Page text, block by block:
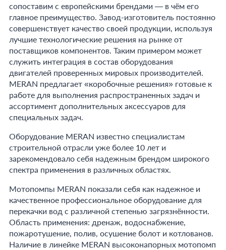
сопоставим с европейскими брендами — в чём его
главное преимущество. Завод-изготовитель постоянно
совершенствует качество своей продукции, используя
лучшие технологические решения на рынке от
поставщиков компонентов. Таким примером может
служить интеграция в состав оборудования
двигателей проверенных мировых производителей.
MERAN предлагает «коробочные решения» готовые к
работе для выполнения распространенных задач и
ассортимент дополнительных аксессуаров для
специальных задач.
Оборудование MERAN известно специалистам
строительной отрасли уже более 10 лет и
зарекомендовало себя надежным брендом широкого
спектра применения в различных областях.
Мотопомпы MERAN показали себя как надежное и
качественное профессиональное оборудование для
перекачки вод с различной степенью загрязнённости.
Область применения: дренаж, водоснабжение,
пожаротушение, полив, осушение болот и котлованов.
Наличие в линейке MERAN высоконапорных мотопомп